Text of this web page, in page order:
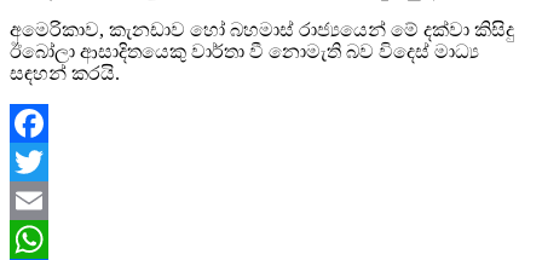
අමෙරිකාව, කැනඩාව හෝ බහමාස් රාජ්‍යයෙන් මේ දක්වා කිසිදු
ඊබෝලා ආසාදිතයෙකු වාර්තා වී නොමැති බව විදෙස් මාධ්‍ය
සඳහන් කරයි.
Facebook
Twitter
Email